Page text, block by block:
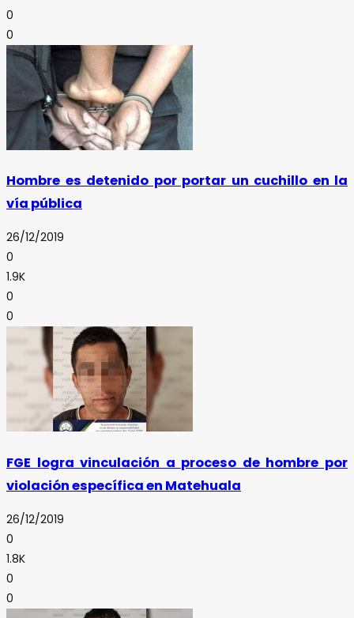
0
0
Hombre es detenido por portar un cuchillo en la
vía pública
26/12/2019
0
1.9K
0
0
FGE logra vinculación a proceso de hombre por
violación específica en Matehuala
26/12/2019
0
1.8K
0
0